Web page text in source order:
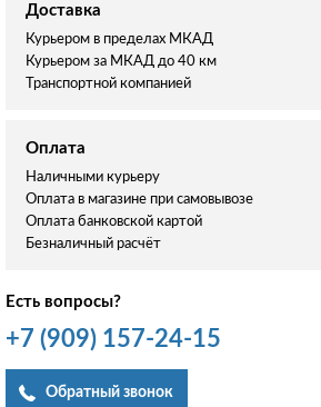
Доставка
Курьером в пределах МКАД
Курьером за МКАД до 40 км
Транспортной компанией
Оплата
Наличными курьеру
Оплата в магазине при самовывозе
Оплата банковской картой
Безналичный расчёт
Есть вопросы?
+7 (909) 157-24-15
Обратный звонок